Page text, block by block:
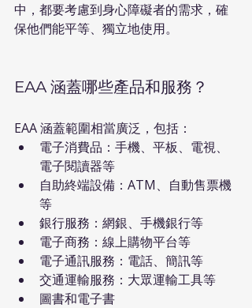
中，都要考慮到身心障礙者的需求，確
保他們能平等、獨立地使用。
EAA 涵蓋哪些產品和服務？
EAA 涵蓋範圍相當廣泛，包括：
電子消費品：手機、平板、電視、
電子閱讀器等
自助終端設備：ATM、自動售票機
等
銀行服務：網銀、手機銀行等
電子商務：線上購物平台等
電子通訊服務：電話、簡訊等
交通運輸服務：大眾運輸工具等
圖書和電子書